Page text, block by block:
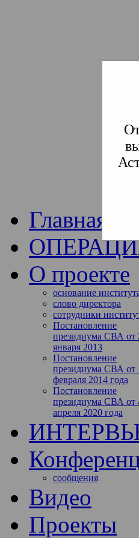
Главная
О проекте
основание
слово директора
сотрудники
Постановление
президиума СВА от
января 2013
Постановление
президиума СВА от
февраля 2014 года
Постановление
президиума СВА от
апреля 2020 года
сообщения
Видео
Проекты